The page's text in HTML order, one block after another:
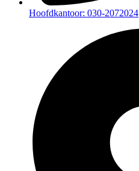
Hoofdkantoor: 030-2072024